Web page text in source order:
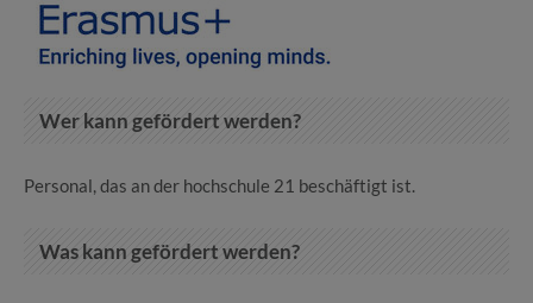
Wer kann gefördert werden?
Personal, das an der hochschule 21 beschäftigt ist.
Was kann gefördert werden?